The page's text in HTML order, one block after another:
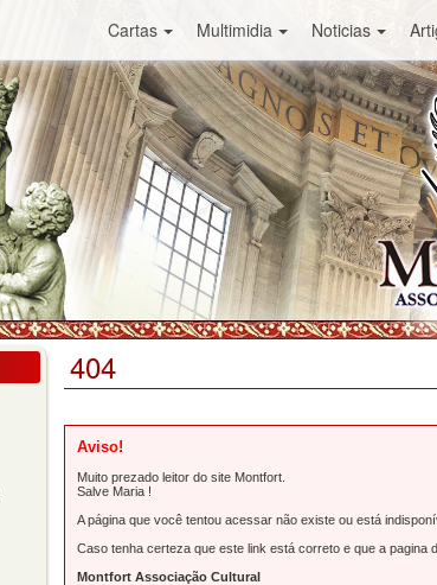
Cartas Multimidia Noticias
404
Aviso!
Muito prezado leitor do site Montfort.
Salve Maria !
A página que você tentou acessar não existe ou está
Caso tenha certeza que este link está correto e que a pagina
Montfort Associação Cultural